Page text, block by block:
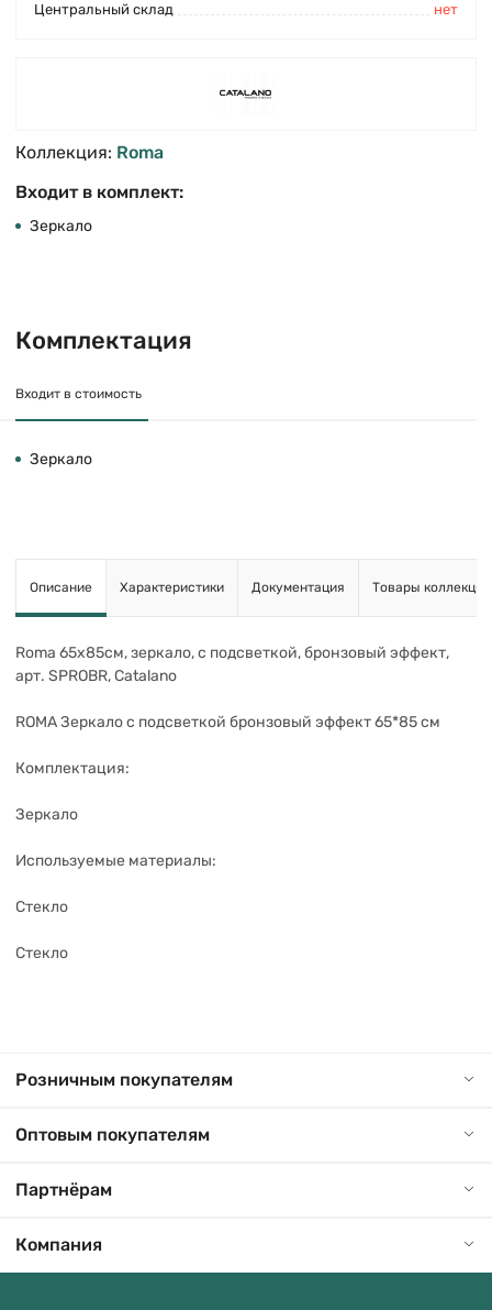
Центральный склад
нет
Коллекция: Roma
Входит в комплект:
Зеркало
Комплектация
Входит в стоимость
Зеркало
Описание Характеристики Документация Товары коллекции
Roma 65х85см, зеркало, с подсветкой, бронзовый эффект,
арт. SPROBR, Catalano
ROMA Зеркало с подсветкой бронзовый эффект 65*85 см
Комплектация:
Зеркало
Используемые материалы:
Стекло
Стекло
Розничным покупателям
Оптовым покупателям
Партнёрам
Компания